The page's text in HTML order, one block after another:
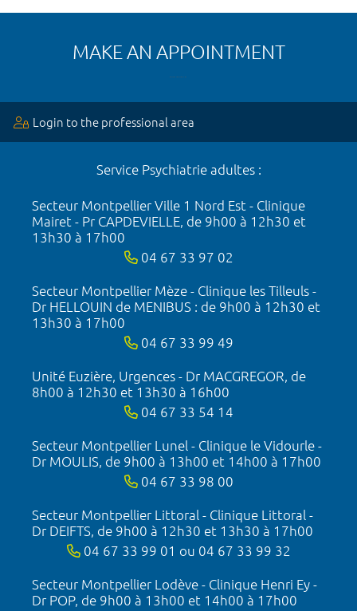
MAKE AN APPOINTMENT
Login to the professional area
Service Psychiatrie adultes :
Secteur Montpellier Ville 1 Nord Est - Clinique
Mairet - Pr CAPDEVIELLE, de 9h00 à 12h30 et
13h30 à 17h00
04 67 33 97 02
Secteur Montpellier Mèze - Clinique les Tilleuls -
Dr HELLOUIN de MENIBUS : de 9h00 à 12h30 et
13h30 à 17h00
04 67 33 99 49
Unité Euzière, Urgences - Dr MACGREGOR, de
8h00 à 12h30 et 13h30 à 16h00
04 67 33 54 14
Secteur Montpellier Lunel - Clinique le Vidourle -
Dr MOULIS, de 9h00 à 13h00 et 14h00 à 17h00
04 67 33 98 00
Secteur Montpellier Littoral - Clinique Littoral -
Dr DEIFTS, de 9h00 à 12h30 et 13h30 à 17h00
04 67 33 99 01 ou 04 67 33 99 32
Secteur Montpellier Lodève - Clinique Henri Ey -
Dr POP, de 9h00 à 13h00 et 14h00 à 17h00